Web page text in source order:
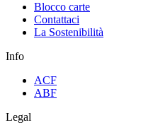
Blocco carte
Contattaci
La Sostenibilità
Info
ACF
ABF
Legal